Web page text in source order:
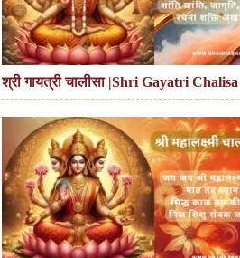
श्री गायत्री चालीसा |Shri Gayatri Chalisa